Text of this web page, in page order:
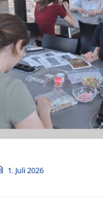
1. Juli 2026